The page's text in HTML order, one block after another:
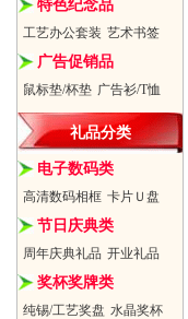
特色纪念品
工艺办公套装 艺术书签
广告促销品
鼠标垫/杯垫 广告衫/T恤
礼品分类
电子数码类
高清数码相框 卡片Ｕ盘
节日庆典类
周年庆典礼品 开业礼品
奖杯奖牌类
纯锡/工艺奖盘 水晶奖杯